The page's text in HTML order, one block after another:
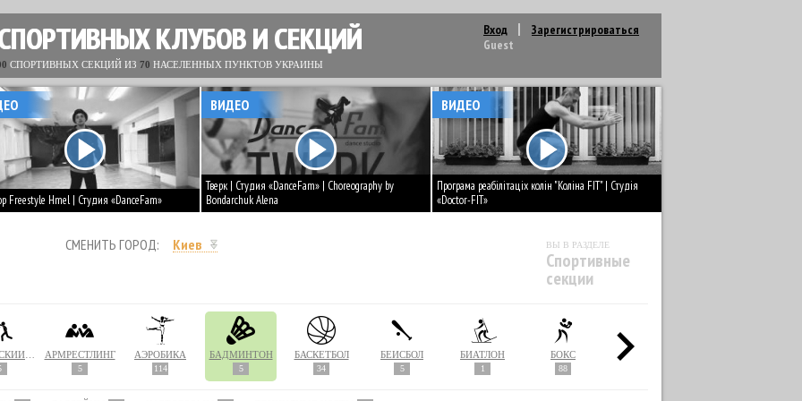
Вход
Зарегистрироваться
Guest
КЛУБОВ И СЕКЦИЙ
СПОРТИВНЫХ СЕКЦИЙ ИЗ 70 НАСЕЛЕННЫХ ПУНКТОВ УКРАИНЫ
Freestyle Hmel | Студия «DanceFam»
Тверк | Студия «DanceFam» | Choreography by
Bondarchuk Alena
ВИДЕО
Програма реабілітаціх колін "Коліна FIT" | Студія
«Doctor-FIT»
ВИДЕО
СМЕНИТЬ ГОРОД: Киев ВЫ В РАЗДЕЛЕ
Спортивные
секции
АРМРЕСТЛИНГ
5
АЭРОБИКА
114
БАДМИНТОН
5
БАСКЕТБОЛ
34
БЕЙСБОЛ
5
БИАТЛОН
1
БОКС
88
ВЕЛОСПОРТ